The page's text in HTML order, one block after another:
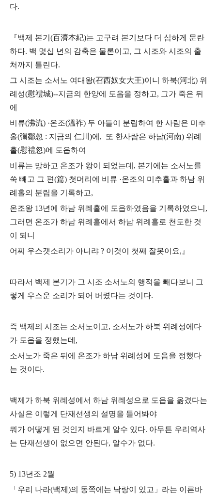
다.
『백제 본기(百濟本紀)는 고구려 본기보다 더 심하게 문란
하다. 백 몇십 년의 감축은 물론이고, 그 시조와 시조의 출
처까지 틀린다.
그 시조는 소서노 여대왕(召西奴女大王)이니 하북(河北) 위
례성(慰禮城)--지금의 한양에 도읍을 정하고, 그가 죽은 뒤
에
비류(沸流) ·온조(溫祚) 두 아들이 분립하여 한 사람은 미추
홀(彌鄒忽 : 지금의 仁川)에,
또 한사람은 하남(河南) 위례
홀(慰禮忽)에 도읍하여
비류는 망하고 온조가 왕이 되었는데, 본기에는 소서노를
쑥 빼고 그 편(篇) 첫머리에 비류 ·온조의 미추홀과 하남 위
례홀의 분립을 기록하고,
온조왕 13년에 하남 위례홀에 도읍하였음을 기록하였으니,
그러면 온조가 하남 위례홀에서 하남 위례홀로 천도한 것
이 되니
어찌 우스갯소리가 아니랴 ? 이것이 첫째 잘못이요,』
따라서 백제 본기가 그 시조 소서노의 행적을 빼다보니 그
렇게 우스운 소리가 되어 버렸다는 것이다.
즉 백제의 시조는 소서노이고, 소서노가 하북 위례성에다
가 도읍을 정했는데,
소서노가 죽은 뒤에 온조가 하남 위례성에 도읍을 정했다
는 것이다.
백제가 하북 위례성에서 하남 위례성으로 도읍을 옮겼다는
사실은 이렇게 단재선생의 설명을 들어봐야
뭐가 어떻게 된 것인지 바르게 알수 있다. 아무튼 우리역사
는 단재선생이 없으면 안된다, 알수가 없다.
5) 13년조 2월
「우리 나라(백제)의 동쪽에는 낙랑이 있고」라는 이른바